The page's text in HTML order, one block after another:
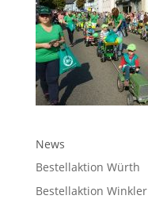
News
Bestellaktion Würth
Bestellaktion Winkler